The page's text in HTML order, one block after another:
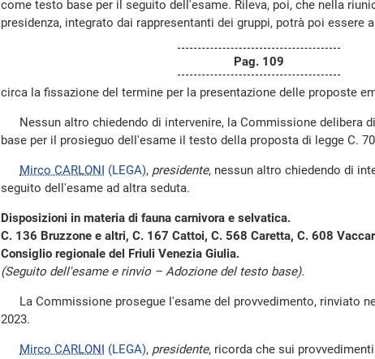
come testo base per il seguito dell'esame. Rileva, poi, che nella
presidenza, integrato dai rappresentanti dei gruppi, potrà poi essere
Pag. 109
circa la fissazione del termine per la presentazione delle proposte
Nessun altro chiedendo di intervenire, la Commissione delibera
base per il prosieguo dell'esame il testo della proposta di legge C.
Mirco CARLONI (LEGA), presidente, nessun altro chiedendo di
seguito dell'esame ad altra seduta.
Disposizioni in materia di fauna carnivora e selvatica.
C. 136 Bruzzone e altri, C. 167 Cattoi, C. 568 Caretta, C. 608
Consiglio regionale del Friuli Venezia Giulia.
(Seguito dell'esame e rinvio – Adozione del testo base).
La Commissione prosegue l'esame del provvedimento, rinviato
2023.
Mirco CARLONI (LEGA), presidente, ricorda che sui